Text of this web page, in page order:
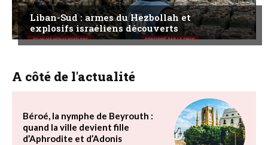
Liban-Sud : armes du Hezbollah et
explosifs israéliens découverts
A côté de l'actualité
Béroé, la nymphe de Beyrouth :
quand la ville devient fille
d’Aphrodite et d’Adonis